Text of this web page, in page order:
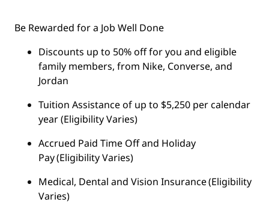
Be Rewarded for a Job Well Done
Discounts up to 50% off for you and eligible
family members, from Nike, Converse, and
Jordan
Tuition Assistance of up to $5,250 per calendar
year (Eligibility Varies)
Accrued Paid Time Off and Holiday
Pay (Eligibility Varies)
Medical, Dental and Vision Insurance (Eligibility
Varies)